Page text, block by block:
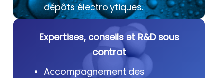
dépôts électrolytiques.
Expertises, conseils et R&D sous
contrat
Accompagnement des